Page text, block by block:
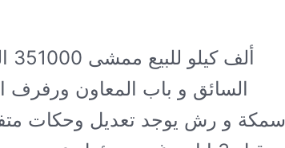
ألف كيلو
السائق و باب المعاون ورفرف
سمكة و رش يوجد تعديل وحكات